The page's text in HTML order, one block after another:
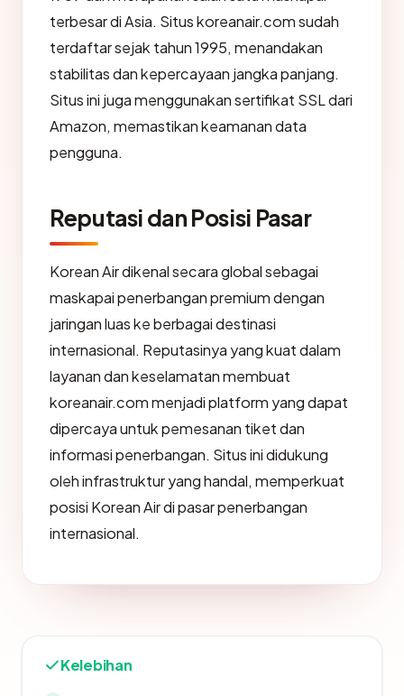
terbesar di Asia. Situs koreanair.com sudah
terdaftar sejak tahun 1995, menandakan
stabilitas dan kepercayaan jangka panjang.
Situs ini juga menggunakan sertifikat SSL dari
Amazon, memastikan keamanan data
pengguna.
Reputasi dan Posisi Pasar
Korean Air dikenal secara global sebagai
maskapai penerbangan premium dengan
jaringan luas ke berbagai destinasi
internasional. Reputasinya yang kuat dalam
layanan dan keselamatan membuat
koreanair.com menjadi platform yang dapat
dipercaya untuk pemesanan tiket dan
informasi penerbangan. Situs ini didukung
oleh infrastruktur yang handal, memperkuat
posisi Korean Air di pasar penerbangan
internasional.
Kelebihan